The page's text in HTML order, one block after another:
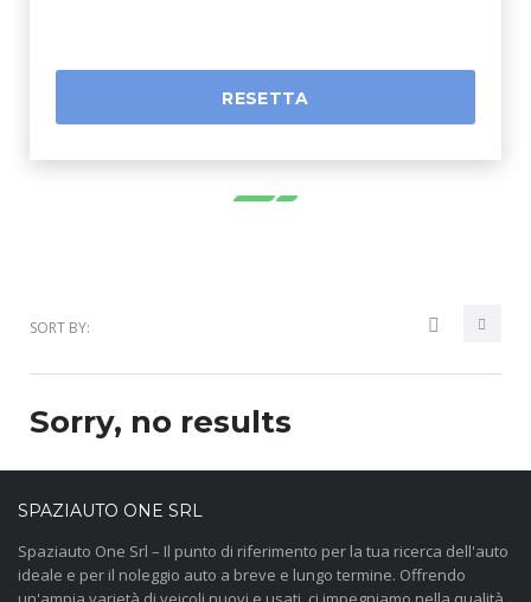
RESETTA
SORT BY:
Sorry, no results
SPAZIAUTO ONE SRL
Spaziauto One Srl – Il punto di riferimento per la tua ricerca dell'auto
ideale e per il noleggio auto a breve e lungo termine. Offrendo